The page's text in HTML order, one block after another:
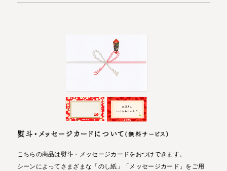
熨斗・メッセージカードについて （無料サービス）
こちらの商品は熨斗・メッセージカードをおつけできます。
シーンによってさまざまな「のし紙」「メッセージカード」をご用